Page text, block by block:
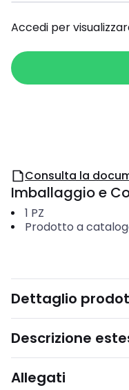
Accedi per
Consulta la
Imballaggio e
1 PZ
Prodotto a
Dettaglio
Descrizione
Allegati